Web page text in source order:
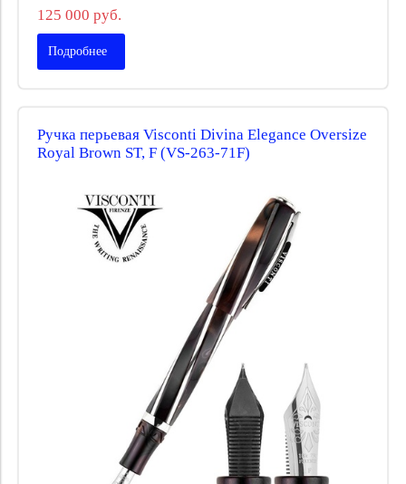
125 000 руб.
Подробнее
Ручка перьевая Visconti Divina Elegance Oversize
Royal Brown ST, F (VS-263-71F)